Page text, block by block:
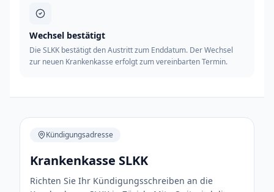
Wechsel bestätigt
Die SLKK bestätigt den Austritt zum Enddatum. Der Wechsel
zur neuen Krankenkasse erfolgt zum vereinbarten Termin.
Kündigungsadresse
Krankenkasse SLKK
Richten Sie Ihr Kündigungsschreiben an die